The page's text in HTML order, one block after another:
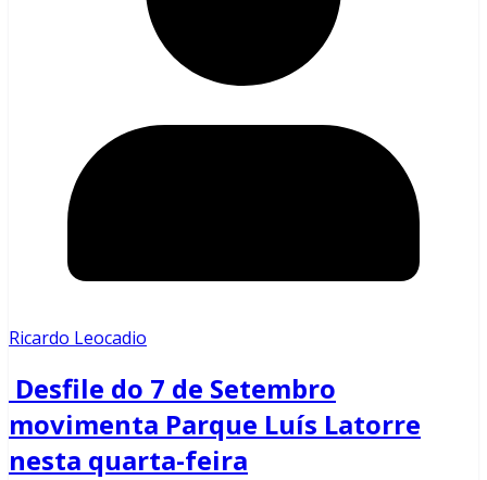
Ricardo Leocadio
Desfile do 7 de Setembro
movimenta Parque Luís Latorre
nesta quarta-feira